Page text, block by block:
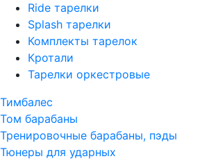
Ride тарелки
Splash тарелки
Комплекты тарелок
Кротали
Тарелки оркестровые
Тимбалес
Том барабаны
Тренировочные барабаны, пэды
Тюнеры для ударных